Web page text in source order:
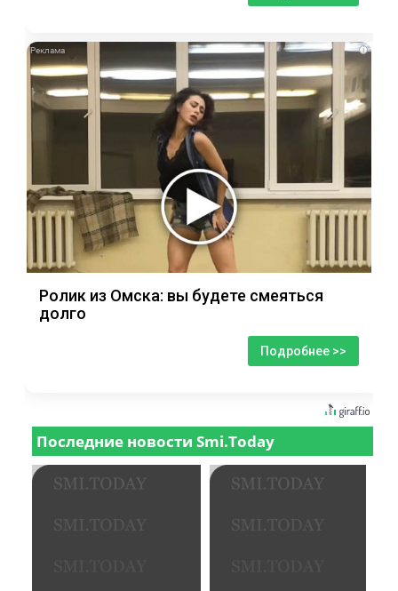
i
Ролик из Омска: вы будете смеяться
долго
Подробнее >>